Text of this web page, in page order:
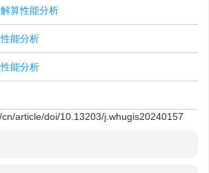
算性能分析
能分析
能分析
article/doi/10.13203/j.whugis20240157